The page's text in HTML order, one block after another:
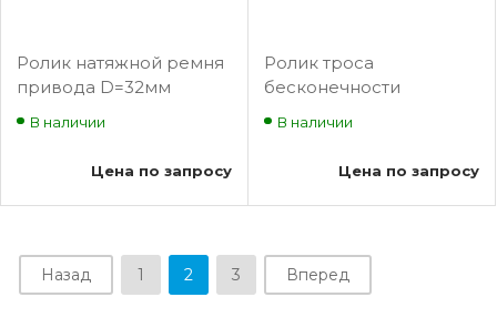
Ролик натяжной ремня
привода D=32мм
В наличии
Цена по запросу
Ролик троса
бесконечности
В наличии
Цена по запросу
Назад 1 2 3 Вперед